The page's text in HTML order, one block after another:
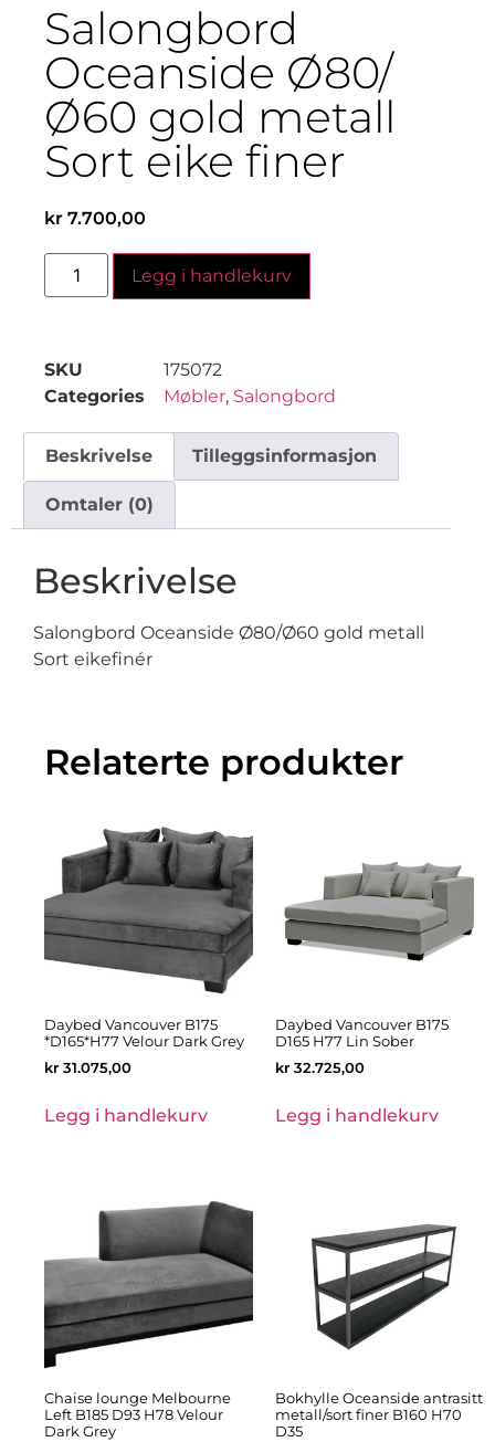
Salongbord
Oceanside Ø80/
Ø60 gold metall
Sort eike finer
kr 7.700,00
Legg i handlekurv
SKU
175072
Categories
Møbler, Salongbord
Beskrivelse Tilleggsinformasjon
Omtaler (0)
Beskrivelse
Salongbord Oceanside Ø80/Ø60 gold metall
Sort eikefinér
Relaterte produkter
Daybed Vancouver B175
*D165*H77 Velour Dark Grey
kr 31.075,00
Legg i handlekurv
Daybed Vancouver B175
D165 H77 Lin Sober
kr 32.725,00
Legg i handlekurv
Chaise lounge Melbourne
Left B185 D93 H78 Velour
Dark Grey
Bokhylle Oceanside antrasitt
metall/sort finer B160 H70
D35